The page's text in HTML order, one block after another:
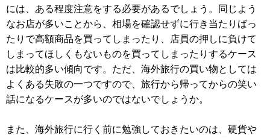
には、ある程度注意をする必要があるでしょう。同じよう
なお店が多いことから、相場を確認せずに行き当たりばっ
たりで高額商品を買ってしまったり、店員の押しに負けて
しまってほしくもないものを買ってしまったりするケース
は比較的多い傾向です。ただ、海外旅行の買い物としては
よくある失敗の一つですので、旅行から帰ってからの笑い
話になるケースが多いのではないでしょうか。
また、海外旅行に行く前に勉強しておきたいのは、硬貨や